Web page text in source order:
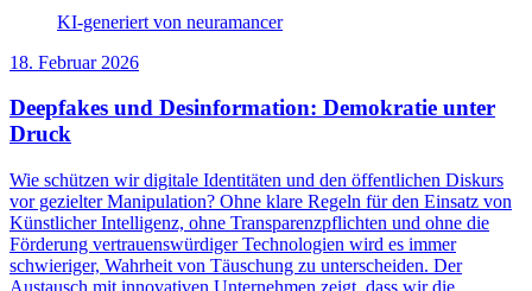
KI-generiert von neuramancer
18. Februar 2026
Deepfakes und Desinformation: Demokratie unter
Druck
Wie schützen wir digitale Identitäten und den öffentlichen Diskurs
vor gezielter Manipulation? Ohne klare Regeln für den Einsatz von
Künstlicher Intelligenz, ohne Transparenzpflichten und ohne die
Förderung vertrauenswürdiger Technologien wird es immer
schwieriger, Wahrheit von Täuschung zu unterscheiden. Der
Austausch mit innovativen Unternehmen zeigt, dass wir die